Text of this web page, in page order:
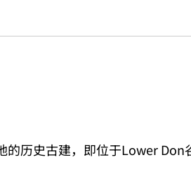
的历史古建，即位于Lower